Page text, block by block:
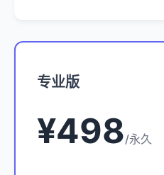
专业版
¥498/永久